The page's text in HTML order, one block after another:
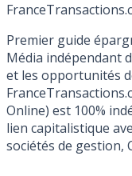
France
Premier guide
Média indépendant
et les opportunités
Online) est 100%
lien capitalistique
sociétés de gestion,